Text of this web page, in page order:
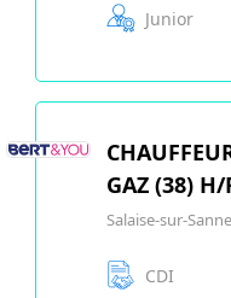
Junior
GAZ (38) H/
Salaise-sur-
CDI